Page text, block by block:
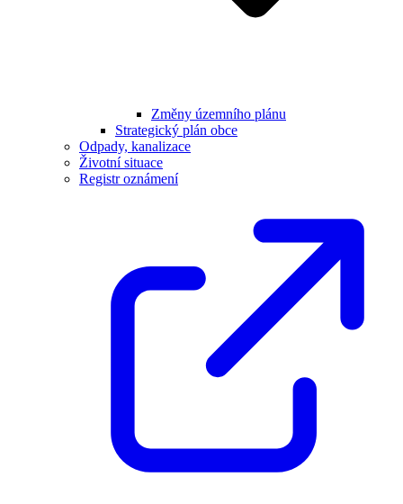
Změny územního plánu
Strategický plán obce
Odpady, kanalizace
Životní situace
Registr oznámení